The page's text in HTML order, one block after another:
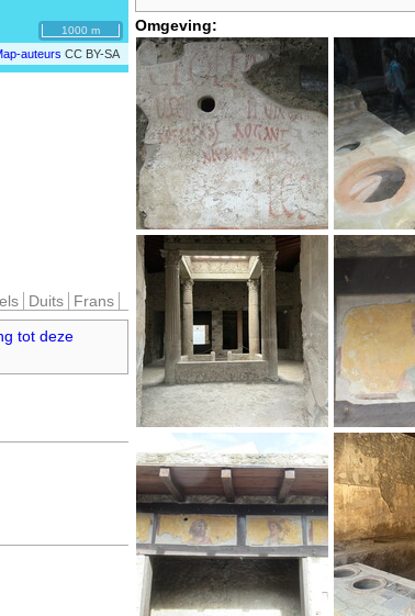
auteurs CC BY-SA
1000 m Omgeving:
Duits
Frans
tot deze